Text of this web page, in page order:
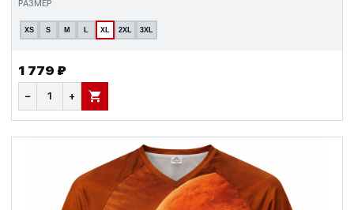
РАЗМЕР
XS S M XL 2XL 3XL
1 779 ₽
− + В КОРЗИНУ